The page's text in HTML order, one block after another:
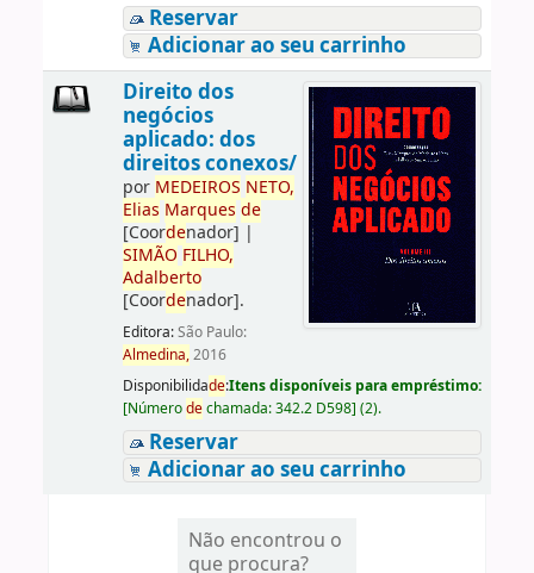
Reservar
Adicionar ao seu carrinho
Direito dos
negócios
aplicado: dos
direitos conexos/
por MEDEIROS NETO,
Elias Marques de
[Coordenador] |
SIMÃO FILHO,
Adalberto
[Coordenador].
Editora:São Paulo:
Almedina,2016
Disponibilidade:Itens disponíveis para empréstimo:
[Númerodechamada:342.2 D598] (2).
Reservar
Adicionar ao seu carrinho
Não encontrou o
que procura?